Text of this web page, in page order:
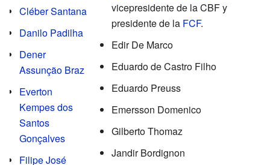
Cléber Santana
Danilo Padilha
Dener
Assunção Braz
Everton
Kempes dos
Santos
Gonçalves
Filipe José
vicepresidente de la CBF y
presidente de la FCF.
Edir De Marco
Eduardo de Castro Filho
Eduardo Preuss
Emersson Domenico
Gilberto Thomaz
Jandir Bordignon